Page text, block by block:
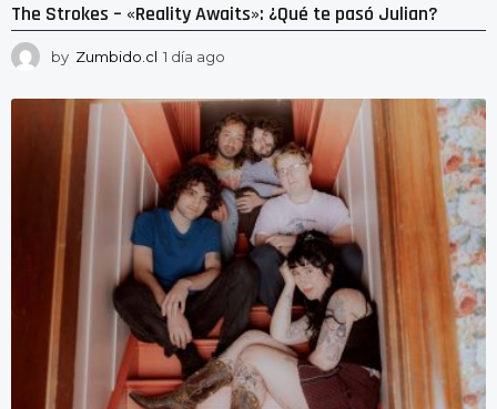
The Strokes – «Reality Awaits»: ¿Qué te pasó Julian?
by Zumbido.cl 1 día ago
í
a
a
g
o